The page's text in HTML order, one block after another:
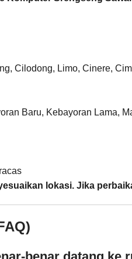
Cilodong, Limo, Cinere,
Baru, Kebayoran Lama,
lokasi. Jika